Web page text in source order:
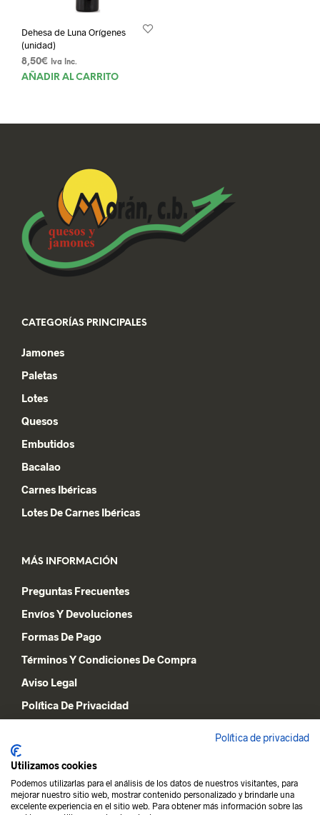
Dehesa de Luna Orígenes
(unidad)
8,50€ Iva Inc.
AÑADIR AL CARRITO
CATEGORÍAS PRINCIPALES
Jamones
Paletas
Lotes
Quesos
Embutidos
Bacalao
Carnes Ibéricas
Lotes De Carnes Ibéricas
MÁS INFORMACIÓN
Preguntas Frecuentes
Envíos Y Devoluciones
Formas De Pago
Términos Y Condiciones De Compra
Aviso Legal
Política De Privacidad
Lista De Deseos
Política de privacidad
Utilizamos cookies
Podemos utilizarlas para el análisis de los datos de nuestros visitantes, para
mejorar nuestro sitio web, mostrar contenido personalizado y brindarle una
excelente experiencia en el sitio web. Para obtener más información sobre las